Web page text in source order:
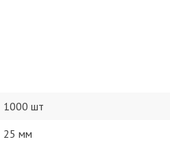
1000 шт
25 мм